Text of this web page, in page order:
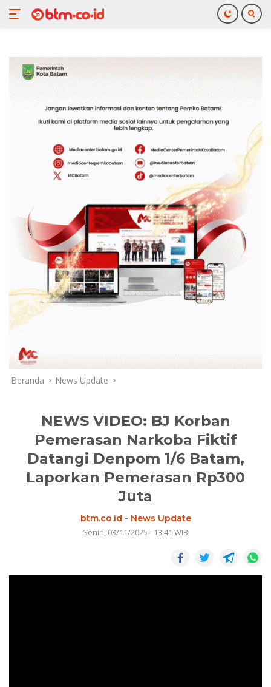
konten
Beranda News Update
NEWS VIDEO: BJ Korban
Pemerasan Narkoba Fiktif
Datangi Denpom 1/6 Batam,
Laporkan Pemerasan Rp300
Juta
btm.co.id - News Update
Senin, 03/11/2025 - 13:41 WIB